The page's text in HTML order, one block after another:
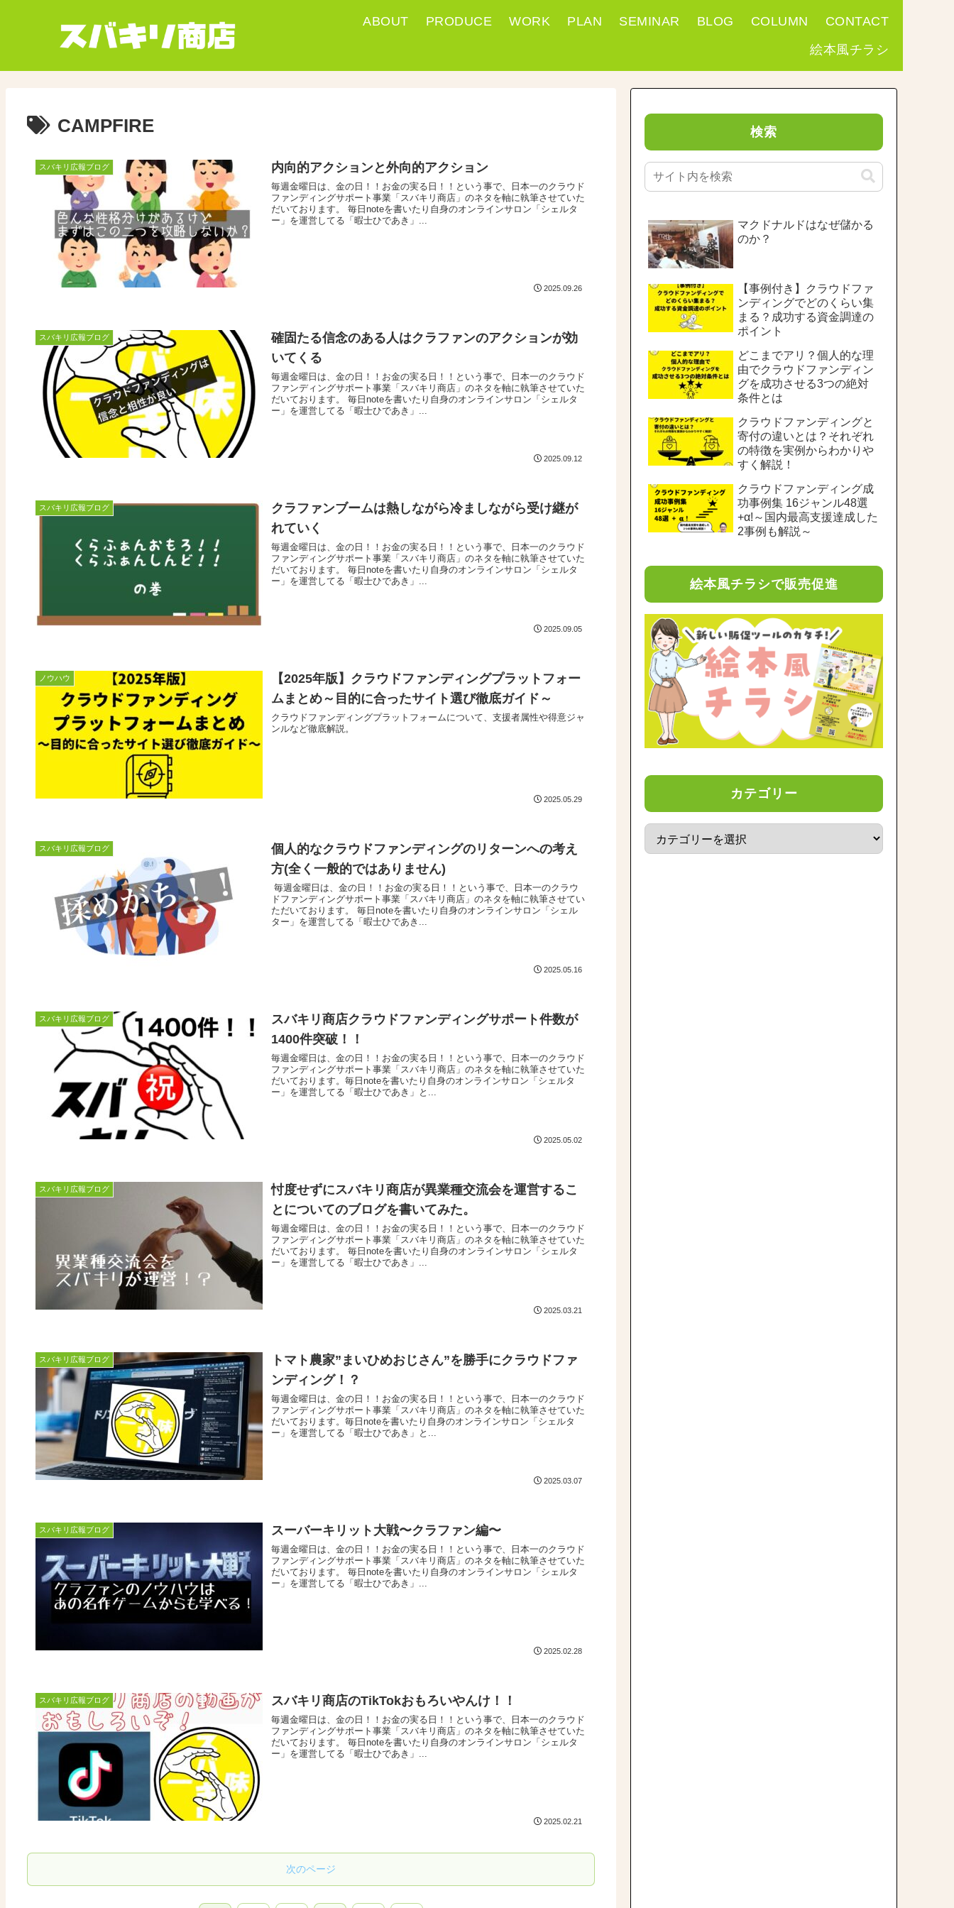
ABOUT PRODUCE WORK PLAN SEMINAR BLOG COLUMN
CONTACT
絵本風チラシ
CAMPFIRE
スバキリ広報ブログ 内向的アクションと外向的アクション
毎週金曜日は、金の日！！お金の実る日！！という事で、日本一のクラウド
ファンディングサポート事業「スバキリ商店」のネタを軸に執筆させていた
だいております。 毎日noteを書いたり自身のオンラインサロン「シェルタ
ー」を運営してる「暇士ひであき」...
2025.09.26
スバキリ広報ブログ
確固たる信念のある人はクラファンのアクションが効
いてくる
毎週金曜日は、金の日！！お金の実る日！！という事で、日本一のクラウド
ファンディングサポート事業「スバキリ商店」のネタを軸に執筆させていた
だいております。 毎日noteを書いたり自身のオンラインサロン「シェルタ
ー」を運営してる「暇士ひであき」...
2025.09.12
スバキリ広報ブログ
クラファンブームは熱しながら冷ましながら受け継が
れていく
毎週金曜日は、金の日！！お金の実る日！！という事で、日本一のクラウド
ファンディングサポート事業「スバキリ商店」のネタを軸に執筆させていた
だいております。 毎日noteを書いたり自身のオンラインサロン「シェルタ
ー」を運営してる「暇士ひであき」...
2025.09.05
ノウハウ
【2025年版】クラウドファンディングプラットフォー
ムまとめ～目的に合ったサイト選び徹底ガイド～
クラウドファンディングプラットフォームについて、支援者属性や得意ジャ
ンルなど徹底解説。
2025.05.29
スバキリ広報ブログ
個人的なクラウドファンディングのリターンへの考え
方(全く一般的ではありません)
毎週金曜日は、金の日！！お金の実る日！！という事で、日本一のクラウ
ドファンディングサポート事業「スバキリ商店」のネタを軸に執筆させてい
ただいております。 毎日noteを書いたり自身のオンラインサロン「シェル
ター」を運営してる「暇士ひであき...
2025.05.16
スバキリ広報ブログ
スバキリ商店クラウドファンディングサポート件数が
1400件突破！！
毎週金曜日は、金の日！！お金の実る日！！という事で、日本一のクラウド
ファンディングサポート事業「スバキリ商店」のネタを軸に執筆させていた
だいております。毎日noteを書いたり自身のオンラインサロン「シェルタ
ー」を運営してる「暇士ひであき」と...
2025.05.02
スバキリ広報ブログ
忖度せずにスバキリ商店が異業種交流会を運営するこ
とについてのブログを書いてみた。
毎週金曜日は、金の日！！お金の実る日！！という事で、日本一のクラウド
ファンディングサポート事業「スバキリ商店」のネタを軸に執筆させていた
だいております。 毎日noteを書いたり自身のオンラインサロン「シェルタ
ー」を運営してる「暇士ひであき」...
2025.03.21
スバキリ広報ブログ
トマト農家”まいひめおじさん”を勝手にクラウドファ
ンディング！？
毎週金曜日は、金の日！！お金の実る日！！という事で、日本一のクラウド
ファンディングサポート事業「スバキリ商店」のネタを軸に執筆させていた
だいております。毎日noteを書いたり自身のオンラインサロン「シェルタ
ー」を運営してる「暇士ひであき」と...
2025.03.07
スバキリ広報ブログ スーバーキリット大戦〜クラファン編〜
毎週金曜日は、金の日！！お金の実る日！！という事で、日本一のクラウド
ファンディングサポート事業「スバキリ商店」のネタを軸に執筆させていた
だいております。 毎日noteを書いたり自身のオンラインサロン「シェルタ
ー」を運営してる「暇士ひであき」...
2025.02.28
スバキリ広報ブログ スバキリ商店のTikTokおもろいやんけ！！
毎週金曜日は、金の日！！お金の実る日！！という事で、日本一のクラウド
ファンディングサポート事業「スバキリ商店」のネタを軸に執筆させていた
だいております。 毎日noteを書いたり自身のオンラインサロン「シェルタ
ー」を運営してる「暇士ひであき」...
2025.02.21
次のページ
検索
マクドナルドはなぜ儲かる
のか？
【事例付き】クラウドファ
ンディングでどのくらい集
まる？成功する資金調達の
ポイント
どこまでアリ？個人的な理
由でクラウドファンディン
グを成功させる3つの絶対
条件とは
クラウドファンディングと
寄付の違いとは？それぞれ
の特徴を実例からわかりや
すく解説！
クラウドファンディング成
功事例集 16ジャンル48選
+α!～国内最高支援達成した
2事例も解説～
絵本風チラシで販売促進
カテゴリー